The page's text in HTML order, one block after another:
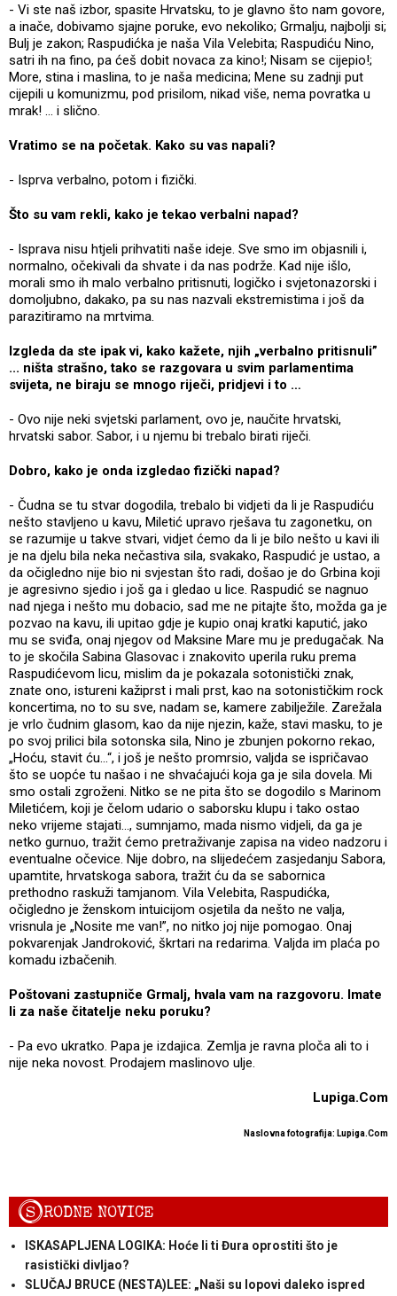
- Vi ste naš izbor, spasite Hrvatsku, to je glavno što nam govore,
a inače, dobivamo sjajne poruke, evo nekoliko; Grmalju, najbolji si;
Bulj je zakon; Raspudićka je naša Vila Velebita; Raspudiću Nino,
satri ih na fino, pa ćeš dobit novaca za kino!; Nisam se cijepio!;
More, stina i maslina, to je naša medicina; Mene su zadnji put
cijepili u komunizmu, pod prisilom, nikad više, nema povratka u
mrak! … i slično.
Vratimo se na početak. Kako su vas napali?
- Isprva verbalno, potom i fizički.
Što su vam rekli, kako je tekao verbalni napad?
- Isprava nisu htjeli prihvatiti naše ideje. Sve smo im objasnili i,
normalno, očekivali da shvate i da nas podrže. Kad nije išlo,
morali smo ih malo verbalno pritisnuti, logičko i svjetonazorski i
domoljubno, dakako, pa su nas nazvali ekstremistima i još da
parazitiramo na mrtvima.
Izgleda da ste ipak vi, kako kažete, njih „verbalno pritisnuli”
... ništa strašno, tako se razgovara u svim parlamentima
svijeta, ne biraju se mnogo riječi, pridjevi i to …
- Ovo nije neki svjetski parlament, ovo je, naučite hrvatski,
hrvatski sabor. Sabor, i u njemu bi trebalo birati riječi.
Dobro, kako je onda izgledao fizički napad?
- Čudna se tu stvar dogodila, trebalo bi vidjeti da li je Raspudiću
nešto stavljeno u kavu, Miletić upravo rješava tu zagonetku, on
se razumije u takve stvari, vidjet ćemo da li je bilo nešto u kavi ili
je na djelu bila neka nečastiva sila, svakako, Raspudić je ustao, a
da očigledno nije bio ni svjestan što radi, došao je do Grbina koji
je agresivno sjedio i još ga i gledao u lice. Raspudić se nagnuo
nad njega i nešto mu dobacio, sad me ne pitajte što, možda ga je
pozvao na kavu, ili upitao gdje je kupio onaj kratki kaputić, jako
mu se sviđa, onaj njegov od Maksine Mare mu je predugačak. Na
to je skočila Sabina Glasovac i znakovito uperila ruku prema
Raspudićevom licu, mislim da je pokazala sotonistički znak,
znate ono, istureni kažiprst i mali prst, kao na sotonističkim rock
koncertima, no to su sve, nadam se, kamere zabilježile. Zarežala
je vrlo čudnim glasom, kao da nije njezin, kaže, stavi masku, to je
po svoj prilici bila sotonska sila, Nino je zbunjen pokorno rekao,
„Hoću, stavit ću...“, i još je nešto promrsio, valjda se ispričavao
što se uopće tu našao i ne shvaćajući koja ga je sila dovela. Mi
smo ostali zgroženi. Nitko se ne pita što se dogodilo s Marinom
Miletićem, koji je čelom udario o saborsku klupu i tako ostao
neko vrijeme stajati..., sumnjamo, mada nismo vidjeli, da ga je
netko gurnuo, tražit ćemo pretraživanje zapisa na video nadzoru i
eventualne očevice. Nije dobro, na slijedećem zasjedanju Sabora,
upamtite, hrvatskoga sabora, tražit ću da se sabornica
prethodno raskuži tamjanom. Vila Velebita, Raspudićka,
očigledno je ženskom intuicijom osjetila da nešto ne valja,
vrisnula je „Nosite me van!”, no nitko joj nije pomogao. Onaj
pokvarenjak Jandroković, škrtari na redarima. Valjda im plaća po
komadu izbačenih.
Poštovani zastupniče Grmalj, hvala vam na razgovoru. Imate
li za naše čitatelje neku poruku?
- Pa evo ukratko. Papa je izdajica. Zemlja je ravna ploča ali to i
nije neka novost. Prodajem maslinovo ulje.
Lupiga.Com
Naslovna fotografija: Lupiga.Com
SRODNE NOVICE
ISKASAPLJENA LOGIKA: Hoće li ti Đura oprostiti što je
rasistički divljao?
SLUČAJ BRUCE (NESTA)LEE: „Naši su lopovi daleko ispred